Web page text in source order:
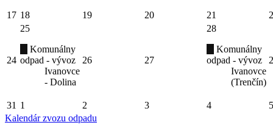
17 18 19 20 21
24
25
Komunálny
odpad - vývoz
Ivanovce
- Dolina
26 27
28
Komunálny
odpad - vývoz
Ivanovce
(Trenčín)
31 1 2 3 4
5
Kalendár zvozu odpadu